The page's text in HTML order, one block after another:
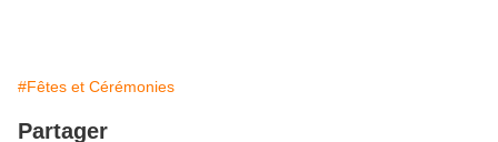
#Fêtes et Cérémonies
Partager